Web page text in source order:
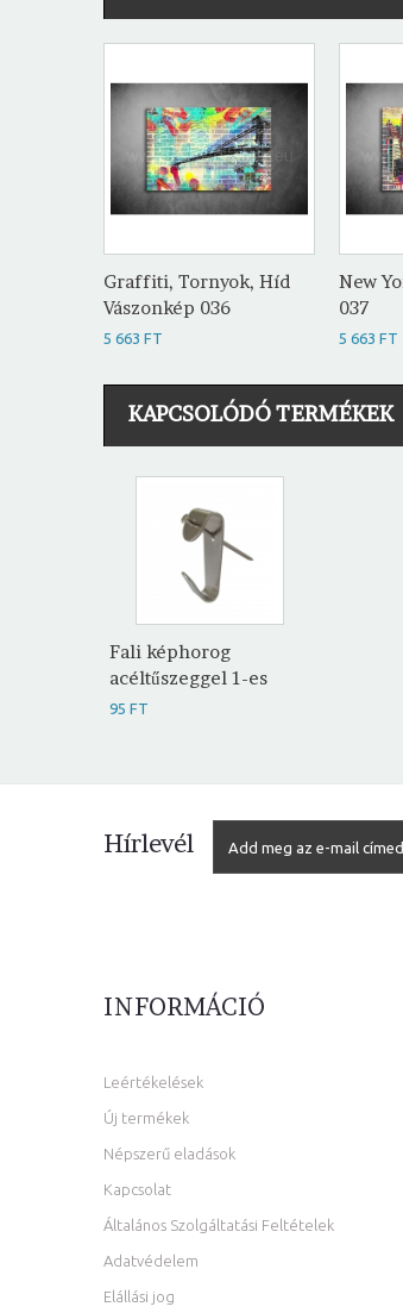
Graffiti, Tornyok, Híd
Vászonkép 036
5 663 FT
New
037
5 663 FT
KAPCSOLÓDÓ TERMÉKEK
Fali képhorog
acéltűszeggel 1-es
95 FT
Hírlevél
INFORMÁCIÓ
Leértékelések
Új termékek
Népszerű eladások
Kapcsolat
Általános Szolgáltatási Feltételek
Adatvédelem
Elállási jog